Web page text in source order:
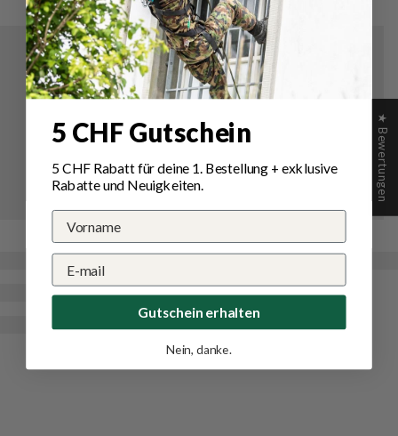
★ Bewertungen
5 CHF Gutschein
5 CHF Rabatt für deine 1. Bestellung+ exklusive
Rabatte und Neuigkeiten.
Gutschein erhalten
Nein, danke.